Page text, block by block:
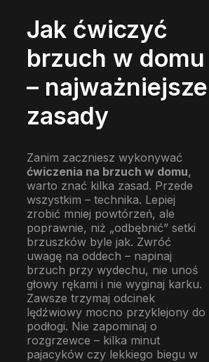
Jak ćwiczyć
brzuch w domu
– najważniejsze
zasady
Zanim zaczniesz wykonywać
ćwiczenia na brzuch w domu,
warto znać kilka zasad. Przede
wszystkim – technika. Lepiej
zrobić mniej powtórzeń, ale
poprawnie, niż „odbębnić” setki
brzuszków byle jak. Zwróć
uwagę na oddech – napinaj
brzuch przy wydechu, nie unoś
głowy rękami i nie wyginaj karku.
Zawsze trzymaj odcinek
lędźwiowy mocno przyklejony do
podłogi. Nie zapominaj o
rozgrzewce – kilka minut
pajacyków czy lekkiego biegu w